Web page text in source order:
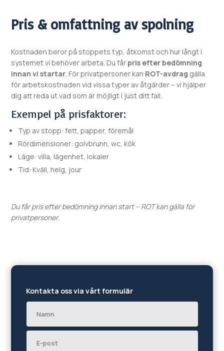
Pris & omfattning av spolning
Kostnaden beror på stoppets typ, åtkomst och hur långt i
systemet vi behöver arbeta. Du får pris efter bedömning
innan vi startar. För privatpersoner kan ROT-avdrag gälla
för arbetskostnaden vid vissa typer av åtgärder – vi hjälper
dig att reda ut vad som är möjligt i just ditt fall.
Exempel på prisfaktorer:
Typ av stopp: fett, papper, föremål
Rördimensioner: golvbrunn, wc, kök
Läge: villa, lägenhet, lokaler
Tid: Kväll, helg, jour
Du får pris efter bedömning innan start – ROT kan gälla för
privatpersoner.
Kontakta oss via vårt formulär